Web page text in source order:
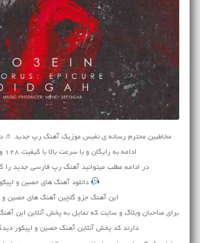
مخاطبین محترم رسانه ی نفیس موزیک آهنگ رپ جدید ♬
ادامه به رایگان و با سرعت بالا با کیفیت 128 و 320 دانلود کنید
در ادامه مطلب میتوانید آهنگرپ فارسی جدید را
دانلود آهنگ های حصین و
این آهنگ جزو گلچین آهنگ های حصین و
برای صاحبان وبلاگ و سایت که تمایل به پخش آنلاین این
دارند کد پخش آنلاین آهنگ حصین و اپیکور